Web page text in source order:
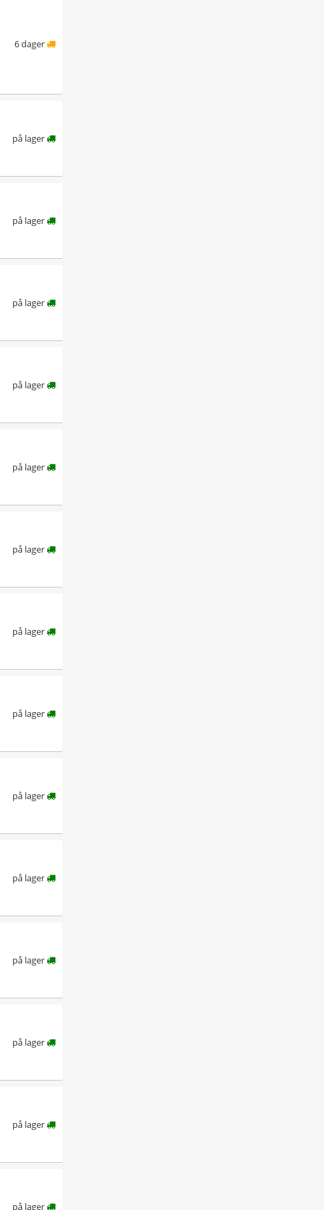
6 dager
på lager
på lager
på lager
på lager
på lager
på lager
på lager
på lager
på lager
på lager
på lager
på lager
på lager
på lager